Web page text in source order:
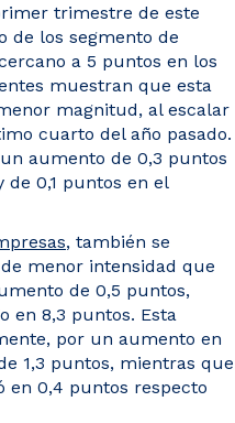
trimestre de este
de los segmento de
a 5 puntos en los
muestran que esta
magnitud, al escalar
cuarto del año pasado.
aumento de 0,3 puntos
0,1 puntos en el
, también se
menor intensidad que
de 0,5 puntos,
en 8,3 puntos. Esta
por un aumento en
1,3 puntos, mientras que
en 0,4 puntos respecto